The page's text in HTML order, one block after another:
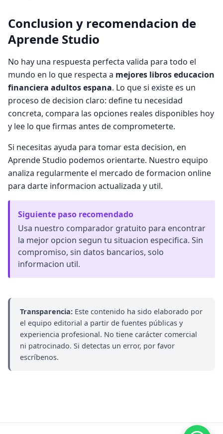
Conclusion y recomendacion de
Aprende Studio
No hay una respuesta perfecta valida para todo el
mundo en lo que respecta a mejores libros educacion
financiera adultos espana. Lo que si existe es un
proceso de decision claro: define tu necesidad
concreta, compara las opciones reales disponibles hoy
y lee lo que firmas antes de comprometerte.
Si necesitas ayuda para tomar esta decision, en
Aprende Studio podemos orientarte. Nuestro equipo
analiza regularmente el mercado de formacion online
para darte informacion actualizada y util.
Siguiente paso recomendado
Usa nuestro comparador gratuito para encontrar
la mejor opcion segun tu situacion especifica. Sin
compromiso, sin datos bancarios, solo
informacion util.
Transparencia: Este contenido ha sido elaborado por
el equipo editorial a partir de fuentes públicas y
experiencia profesional. No tiene carácter comercial
ni patrocinado. Si detectas un error, por favor
escríbenos.